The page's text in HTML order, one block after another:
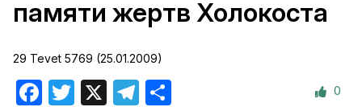
памяти жертв Холокоста
29 Tevet 5769 (25.01.2009)
Facebook
Twitter Telegram 0